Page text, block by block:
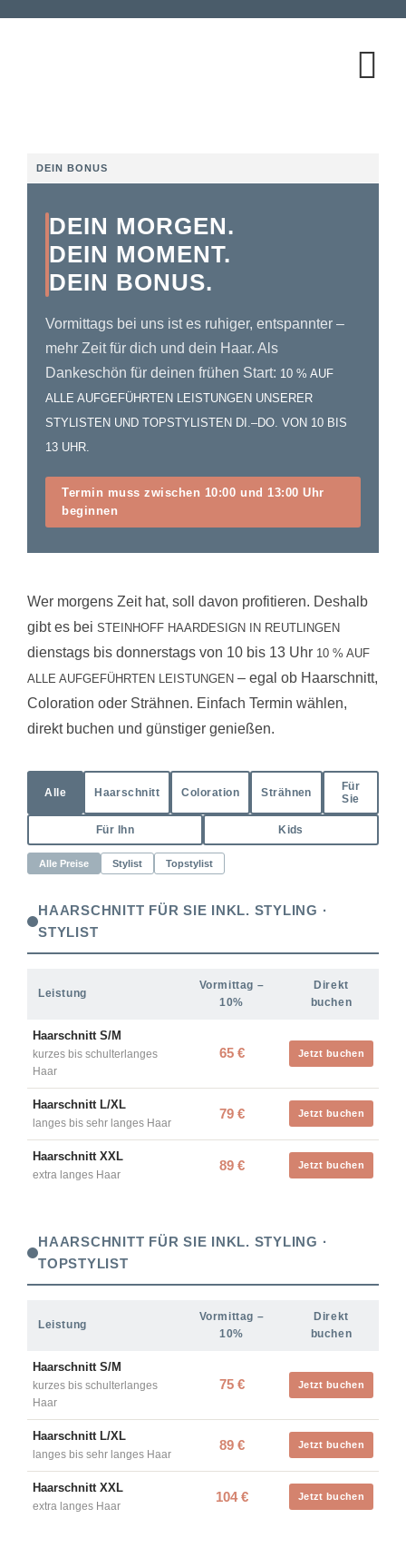
DEIN BONUS
DEIN MORGEN.
DEIN MOMENT.
DEIN BONUS.
Vormittags bei uns ist es ruhiger, entspannter –
mehr Zeit für dich und dein Haar. Als
Dankeschön für deinen frühen Start: 10 % AUF
ALLE AUFGEFÜHRTEN LEISTUNGEN UNSERER
STYLISTEN UND TOPSTYLISTEN DI.–DO. VON 10 BIS
13 UHR.
Termin muss zwischen 10:00 und 13:00 Uhr
beginnen
Wer morgens Zeit hat, soll davon profitieren. Deshalb
gibt es bei STEINHOFF HAARDESIGN IN REUTLINGEN
dienstags bis donnerstags von 10 bis 13 Uhr 10 % AUF
ALLE AUFGEFÜHRTEN LEISTUNGEN – egal ob Haarschnitt,
Coloration oder Strähnen. Einfach Termin wählen,
direkt buchen und günstiger genießen.
Alle Haarschnitt Coloration Strähnen
Für
Sie
Für Ihn Kids
Alle Preise Stylist Topstylist
HAARSCHNITT FÜR SIE INKL. STYLING ·
STYLIST
Leistung
Vormittag –
10%
Direkt
buchen
Haarschnitt S/M
kurzes bis schulterlanges
Haar
65 € Jetzt buchen
Haarschnitt L/XL
langes bis sehr langes Haar
79 € Jetzt buchen
Haarschnitt XXL
extra langes Haar
89 € Jetzt buchen
HAARSCHNITT FÜR SIE INKL. STYLING ·
TOPSTYLIST
Leistung
Vormittag –
10%
Direkt
buchen
Haarschnitt S/M
kurzes bis schulterlanges
Haar
75 € Jetzt buchen
Haarschnitt L/XL
langes bis sehr langes Haar
89 € Jetzt buchen
Haarschnitt XXL
extra langes Haar
104 € Jetzt buchen